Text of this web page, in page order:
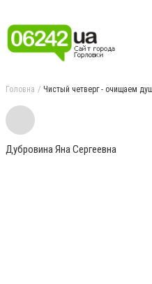
Головна Чистый четверг - очищаем
Дубровина Яна Сергеевна